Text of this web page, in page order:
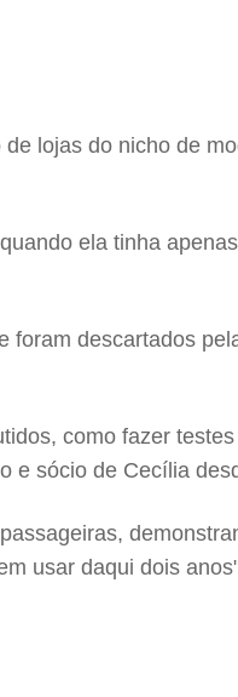
lojas do nicho de
ela tinha
foram descartados
como fazer
e sócio de Cecília
usar daqui dois